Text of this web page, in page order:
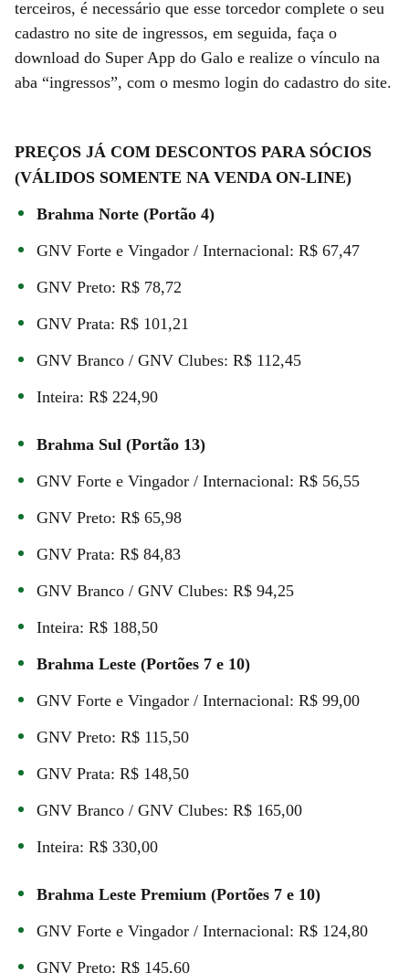
terceiros, é necessário que esse torcedor complete o seu
cadastro no site de ingressos, em seguida, faça o
download do Super App do Galo e realize o vínculo na
aba “ingressos”, com o mesmo login do cadastro do site.
PREÇOS JÁ COM DESCONTOS PARA SÓCIOS
(VÁLIDOS SOMENTE NA VENDA ON-LINE)
Brahma Norte (Portão 4)
GNV Forte e Vingador / Internacional: R$ 67,47
GNV Preto: R$ 78,72
GNV Prata: R$ 101,21
GNV Branco / GNV Clubes: R$ 112,45
Inteira: R$ 224,90
Brahma Sul (Portão 13)
GNV Forte e Vingador / Internacional: R$ 56,55
GNV Preto: R$ 65,98
GNV Prata: R$ 84,83
GNV Branco / GNV Clubes: R$ 94,25
Inteira: R$ 188,50
Brahma Leste (Portões 7 e 10)
GNV Forte e Vingador / Internacional: R$ 99,00
GNV Preto: R$ 115,50
GNV Prata: R$ 148,50
GNV Branco / GNV Clubes: R$ 165,00
Inteira: R$ 330,00
Brahma Leste Premium (Portões 7 e 10)
GNV Forte e Vingador / Internacional: R$ 124,80
GNV Preto: R$ 145,60